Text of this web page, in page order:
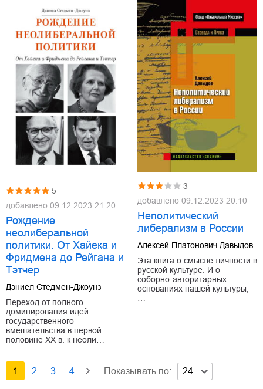
5
добавлено 09.12.2023 21:20
Рождение
неолиберальной
политики. От Хайека и
Фридмена до Рейгана и
Тэтчер
Дэниел Стедмен-Джоунз
Переход от полного
доминирования идей
государственного
вмешательства в первой
половине ХХ в. к неоли…
3
добавлено 09.12.2023 20:10
Неполитический
либерализм в России
Алексей Платонович Давыдов
Эта книга о смысле личности в
русской культуре. И о
соборно-авторитарных
основаниях нашей культуры,
1 2 3 4 Показывать по: 24